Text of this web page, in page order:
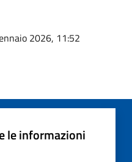
2026, 11:52
le informazioni